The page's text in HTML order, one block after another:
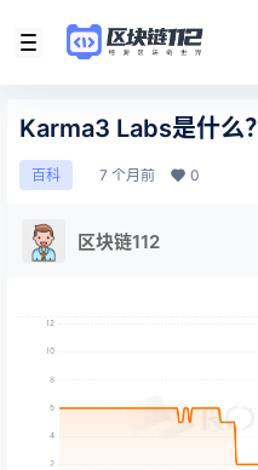
Karma3 Labs是什么？
百科 7 个月前 0
区块链112